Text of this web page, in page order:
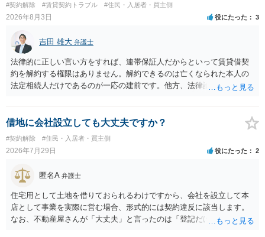
#契約解除 #賃貸契約トラブル #住民・入居者・買主側
2026年8月3日 役にたった 3
吉田 雄大 弁護士
法律的に正しい言い方をすれば、連帯保証人だからといって賃貸借契
約を解約する権限はありません。解約できるのは亡くなられた本人の
法定相続人だけであるのが一応の建前です。他方、法律論はさてお
する動機づけがなくなります。 今回進められつつある手続はあくまで
も、建物を賃貸人に一日も早く明け渡すための便宜的方法として理解
するのが良いと思います。またその方法で進めた方が、連帯保証人で
あるお知り合いさんにとっても、自身の経済的負担を最小限に食い止
められるため望ましいやり方だといえます。
借地に会社設立しても大丈夫ですか？
#契約解除 #住民・入居者・買主側
2026年7月29日 役にたった 2
匿名A 弁護士
住宅用として土地を借りておられるわけですから、会社を設立して本
店として事業を実際に営む場合、形式的には契約違反に該当します。
なお、不動産屋さんが「大丈夫」と言ったのは「登記だけなら実務上